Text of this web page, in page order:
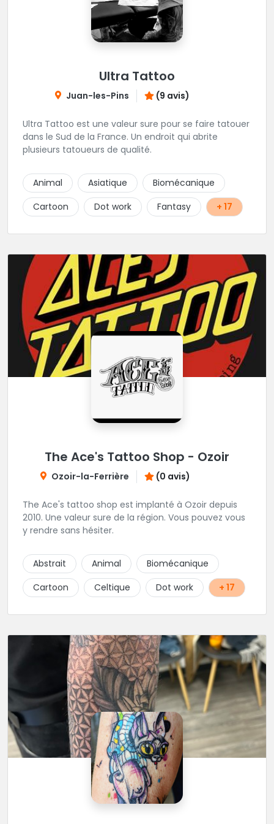
Ultra Tattoo
Juan-les-Pins (9 avis)
Ultra Tattoo est une valeur sure pour se faire tatouer
dans le Sud de la France. Un endroit qui abrite
plusieurs tatoueurs de qualité.
Animal Asiatique
Biomécanique
Cartoon
Dot work Fantasy + 17
The Ace's Tattoo Shop - Ozoir
Ozoir-la-Ferrière (0 avis)
The Ace's tattoo shop est implanté à Ozoir depuis
2010. Une valeur sure de la région. Vous pouvez vous
y rendre sans hésiter.
Abstrait Animal
Biomécanique
Cartoon
Celtique Dot work + 17